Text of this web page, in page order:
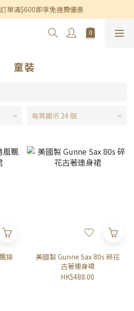
單滿$600即享免運費優惠
單滿$600即享免運費優惠
$1,200可享永久九折優惠
童裝
每頁顯示 24 個
揚
美國製 Gunne Sax 80s 碎花
古著連身裙
HK$488.00